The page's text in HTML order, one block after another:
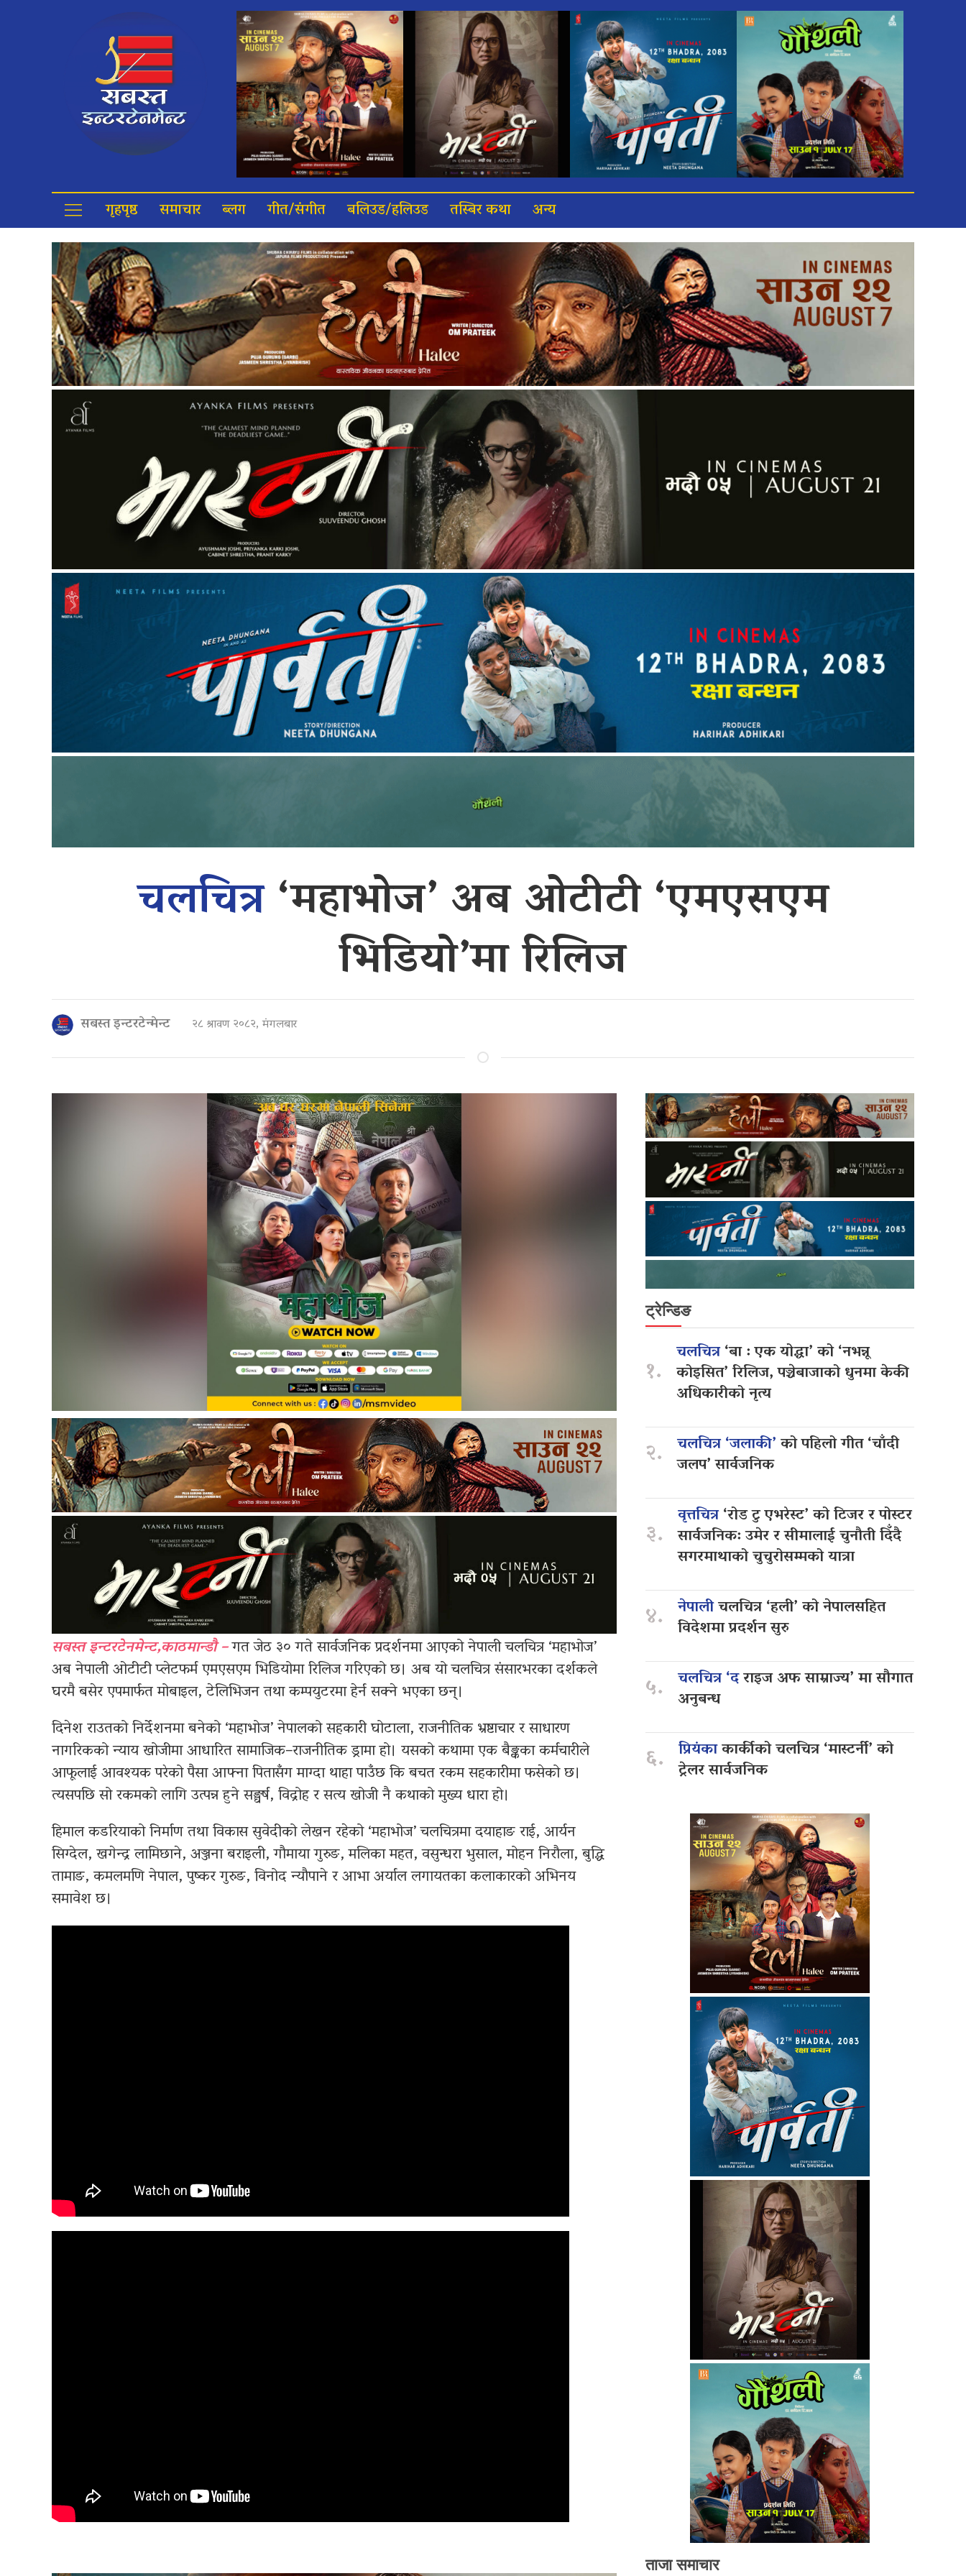
गृहपृष्ठ समाचार ब्लग गीत/संगीत बलिउड/हलिउड तस्बिर कथा अन्य
चलचित्र‘महाभोज’ अब ओटीटी ‘एमएसएम
भिडियो’मा रिलिज
सबस्त इन्टरटेन्मेन्ट २८ श्रावण २०८२, मंगलबार
सबस्त इन्टरटेनमेन्ट,काठमान्डौ –गत जेठ ३० गते सार्वजनिक प्रदर्शनमा आएको नेपाली चलचित्र ‘महाभोज’
अब नेपाली ओटीटी प्लेटफर्म एमएसएम भिडियोमा रिलिज गरिएको छ। अब यो चलचित्र संसारभरका दर्शकले
घरमै बसेर एपमार्फत मोबाइल, टेलिभिजन तथा कम्पयुटरमा हेर्न सक्ने भएका छन्।
दिनेश राउतको निर्देशनमा बनेको ‘महाभोज’ नेपालको सहकारी घोटाला, राजनीतिक भ्रष्टाचार र साधारण
नागरिकको न्याय खोजीमा आधारित सामाजिक–राजनीतिक ड्रामा हो। यसको कथामा एक बैङ्कका कर्मचारीले
आफूलाई आवश्यक परेको पैसा आफ्ना पितासँग माग्दा थाहा पाउँछ कि बचत रकम सहकारीमा फसेको छ।
त्यसपछि सो रकमको लागि उत्पन्न हुने सङ्घर्ष, विद्रोह र सत्य खोजी नै कथाको मुख्य धारा हो।
हिमाल कडरियाको निर्माण तथा विकास सुवेदीको लेखन रहेको ‘महाभोज’ चलचित्रमा दयाहाङ राई, आर्यन
सिग्देल, खगेन्द्र लामिछाने, अञ्जना बराइली, गौमाया गुरुङ, मलिका महत, वसुन्धरा भुसाल, मोहन निरौला, बुद्धि
तामाङ, कमलमणि नेपाल, पुष्कर गुरुङ, विनोद न्यौपाने र आभा अर्याल लगायतका कलाकारको अभिनय
समावेश छ।
ट्रेन्डिङ
१.
चलचित्र‘बा : एक योद्धा’ को ‘नभन्नू
कोइसित’ रिलिज, पञ्चेबाजाको धुनमा केकी
अधिकारीको नृत्य
२. चलचित्र ‘जलाकी’को पहिलो गीत ‘चाँदी
जलप’ सार्वजनिक
३.
वृत्तचित्र‘रोड टु एभरेस्ट’ को टिजर र पोस्टर
सार्वजनिक: उमेर र सीमालाई चुनौती दिँदै
सगरमाथाको चुचुरोसम्मको यात्रा
४. नेपालीचलचित्र ‘हली’ को नेपालसहित
विदेशमा प्रदर्शन सुरु
५. चलचित्र ‘दराइज अफ साम्राज्य’ मा सौगात
अनुबन्ध
६. प्रियंकाकार्कीको चलचित्र ‘मास्टर्नी’ को
ट्रेलर सार्वजनिक
ताजा समाचार